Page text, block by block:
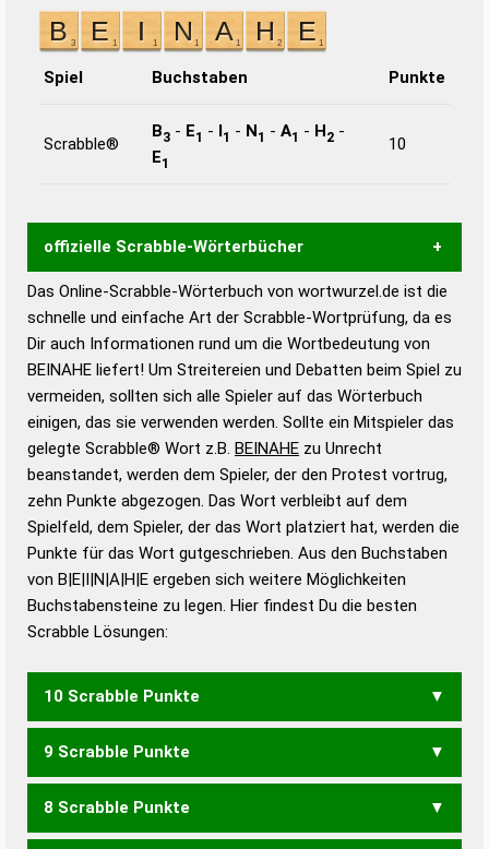
Spiel Buchstaben Punkte
Scrabble®
B3 - E1 - I1 - N1 - A1 - H2 -
E1
10
offizielle Scrabble-Wörterbücher
Wortwurzel liefert mit Hilfe eines semantischen
Wortanalyse-Algorithmus gute Anhaltspunkte zu
Wortbedeutung, Worttrennung und Wortform, um die
Gültigkeit eines Wortes für das Scrabble-Spiel zu
bestimmen!
zugelassene Turnier Scrabble-
Wörterbücher sind:
Duden – Standardwerk in 12 Bänden
Duden – Richtiges und gutes
Deutsch
Duden – Die deutsche Grammatik
Duden – Deutsches
Das Online-Scrabble-Wörterbuch von wortwurzel.de ist die
schnelle und einfache Art der Scrabble-Wortprüfung, da es
Dir auch Informationen rund um die Wortbedeutung von
BEINAHE liefert! Um Streitereien und Debatten beim Spiel zu
vermeiden, sollten sich alle Spieler auf das Wörterbuch
einigen, das sie verwenden werden. Sollte ein Mitspieler das
gelegte Scrabble® Wort z.B. BEINAHE zu Unrecht
beanstandet, werden dem Spieler, der den Protest vortrug,
zehn Punkte abgezogen. Das Wort verbleibt auf dem
Spielfeld, dem Spieler, der das Wort platziert hat, werden die
Punkte für das Wort gutgeschrieben. Aus den Buchstaben
von B|E|I|N|A|H|E ergeben sich weitere Möglichkeiten
Buchstabensteine zu legen. Hier findest Du die besten
Scrabble Lösungen:
10 Scrabble Punkte
ANHIEBE NAHEBEI
9 Scrabble Punkte
ANHEBE ANHIEB HIEBEN
8 Scrabble Punkte